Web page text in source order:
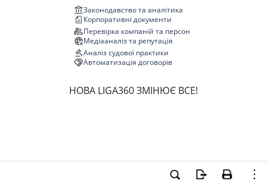
Законодавство та аналітика
Корпоративні документи
Перевірка компаній та персон
Медіааналіз та репутація
Аналіз судової практики
Автоматизація договорів
НОВА LIGA360 ЗМІНЮЄ ВСЕ!